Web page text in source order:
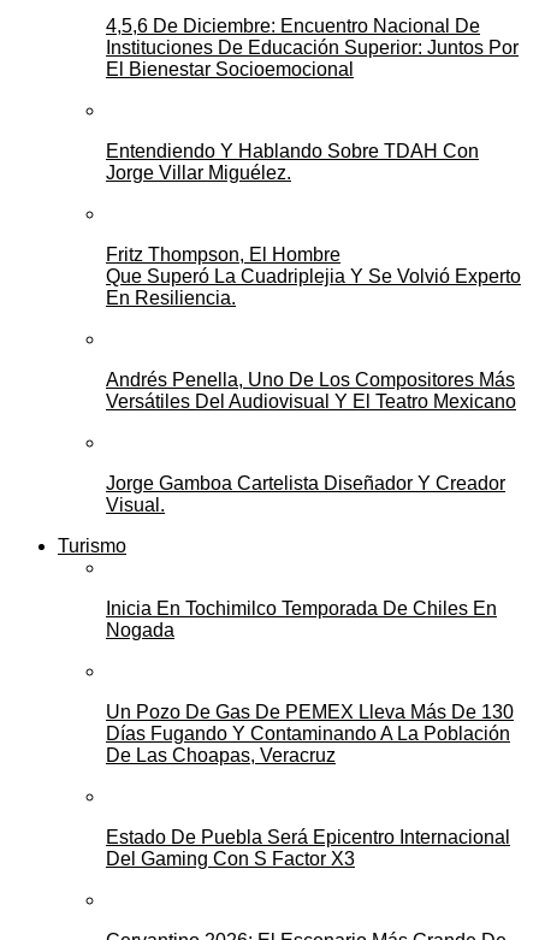
4,5,6 De Diciembre: Encuentro Nacional De
Instituciones De Educación Superior: Juntos Por
El Bienestar Socioemocional
Entendiendo Y Hablando Sobre TDAH Con
Jorge Villar Miguélez.
Fritz Thompson, El Hombre
Que Superó La Cuadriplejia Y Se Volvió Experto
En Resiliencia.
Andrés Penella, Uno De Los Compositores Más
Versátiles Del Audiovisual Y El Teatro Mexicano
Jorge Gamboa Cartelista Diseñador Y Creador
Visual.
Turismo
Inicia En Tochimilco Temporada De Chiles En
Nogada
Un Pozo De Gas De PEMEX Lleva Más De 130
Días Fugando Y Contaminando A La Población
De Las Choapas, Veracruz
Estado De Puebla Será Epicentro Internacional
Del Gaming Con S Factor X3